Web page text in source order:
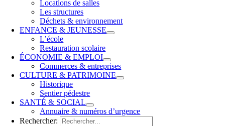
Locations de salles
Les structures
Déchets & environnement
ENFANCE & JEUNESSE
L’école
Restauration scolaire
ÉCONOMIE & EMPLOI
Commerces & entreprises
CULTURE & PATRIMOINE
Historique
Sentier pédestre
SANTÉ & SOCIAL
Annuaire & numéros d’urgence
Rechercher: